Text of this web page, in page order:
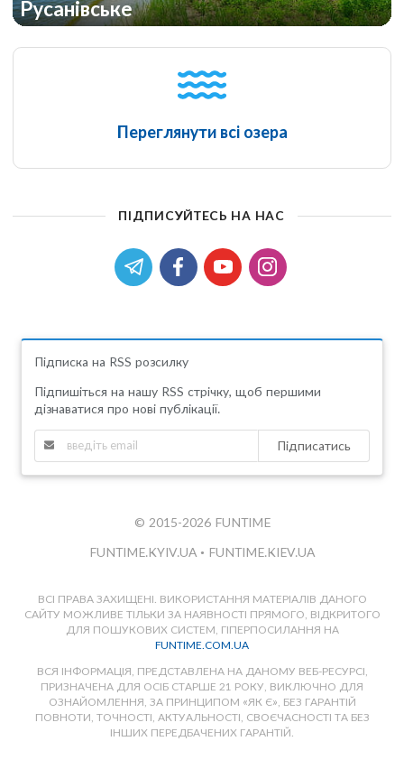
Русанівське
Переглянути всі озера
ПІДПИСУЙТЕСЬ НА НАС
Підписка на RSS розсилку
Підпишіться на нашу RSS стрічку, щоб першими
дізнаватися про нові публікації.
Підписатись
© 2015-2026 FUNTIME
FUNTIME.KYIV.UA • FUNTIME.KIEV.UA
ВСІ ПРАВА ЗАХИЩЕНІ. ВИКОРИСТАННЯ МАТЕРІАЛІВ ДАНОГО
САЙТУ МОЖЛИВЕ ТІЛЬКИ ЗА НАЯВНОСТІ ПРЯМОГО, ВІДКРИТОГО
ДЛЯ ПОШУКОВИХ СИСТЕМ, ГІПЕРПОСИЛАННЯ НА
FUNTIME.COM.UA
ВСЯ ІНФОРМАЦІЯ, ПРЕДСТАВЛЕНА НА ДАНОМУ ВЕБ-РЕСУРСІ,
ПРИЗНАЧЕНА ДЛЯ ОСІБ СТАРШЕ 21 РОКУ, ВИКЛЮЧНО ДЛЯ
ОЗНАЙОМЛЕННЯ, ЗА ПРИНЦИПОМ «ЯК Є», БЕЗ ГАРАНТІЙ
ПОВНОТИ, ТОЧНОСТІ, АКТУАЛЬНОСТІ, СВОЄЧАСНОСТІ ТА БЕЗ
ІНШИХ ПЕРЕДБАЧЕНИХ ГАРАНТІЙ.